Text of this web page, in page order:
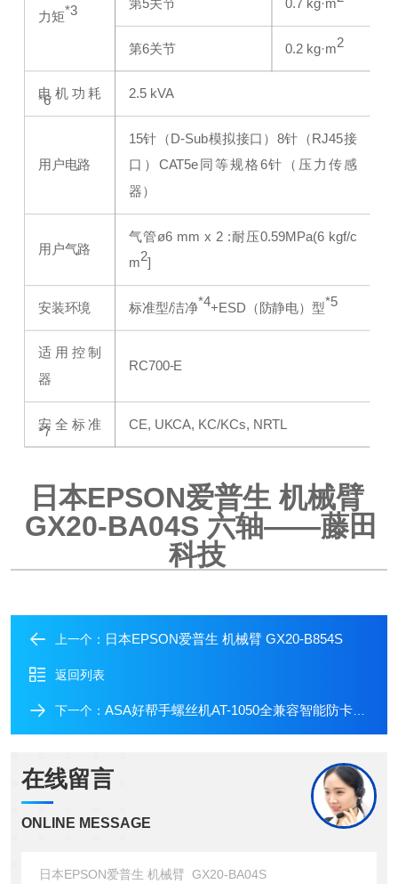
力矩*3 第5关节 0.7 kg·m
第6关节 0.2 kg·m2
电机功耗
*6 2.5 kVA
用户电路
15针（D-Sub模拟接口） 8针（RJ45接
口）CAT5e同等规格6针（压力传感
器）
用户气路
气管ø6 mm x 2 :耐压0.59MPa(6 kgf/c
m2]
安装环境 标准型/洁净*4+ESD（防静电）型*5
适用控制
器
RC700-E
安全标准
*7 CE, UKCA, KC/KCs, NRTL
日本EPSON爱普生 机械臂
GX20-BA04S 六轴——藤田
科技
上一个： 日本EPSON爱普生 机械臂 GX20-B854S
返回列表
下一个： ASA好帮手螺丝机AT-1050全兼容智能防卡大师
在线留言
ONLINE MESSAGE